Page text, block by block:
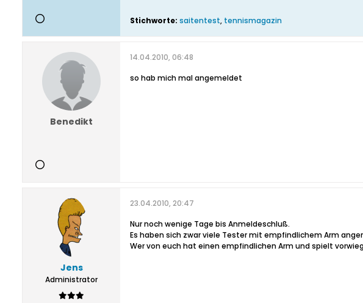
Stichworte: saitentest, tennismagazin
Benedikt
14.04.2010, 06:48
so hab mich mal angemeldet
Jens
Administrator
23.04.2010, 20:47
Nur noch wenige Tage bis Anmeldeschluß.
Es haben sich zwar viele Tester mit empfindlichem Arm
Wer von euch hat einen empfindlichen Arm und spielt